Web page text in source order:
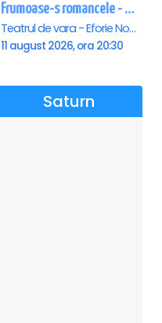
Frumoase-s romancele - Eforie Nord
Teatrul de vara - Eforie Nord, Eforie-Nord
11 august 2026, ora 20:30
Saturn